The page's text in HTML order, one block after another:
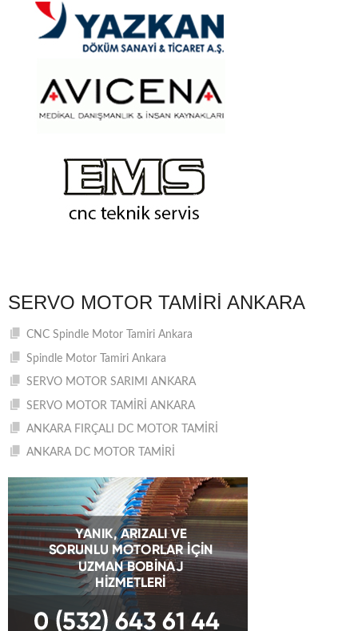
SERVO MOTOR TAMIRI ANKARA
CNC Spindle Motor Tamiri Ankara
Spindle Motor Tamiri Ankara
SERVO MOTOR SARIMI ANKARA
SERVO MOTOR TAMİRİ ANKARA
ANKARA FIRÇALI DC MOTOR TAMİRİ
ANKARA DC MOTOR TAMİRİ